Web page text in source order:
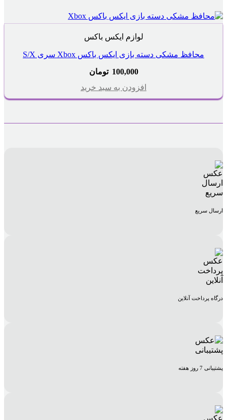
لوازم ایکس باکس
محافظ مشکی دسته بازی ایکس باکس Xbox سری S/X
100,000 تومان
افزودن به سبد خرید
ارسال سریع
درگاه پرداخت آنلاین
پشتیبانی 7 روز هفته